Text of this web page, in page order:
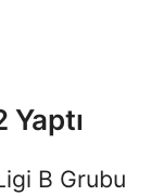
B Grubu